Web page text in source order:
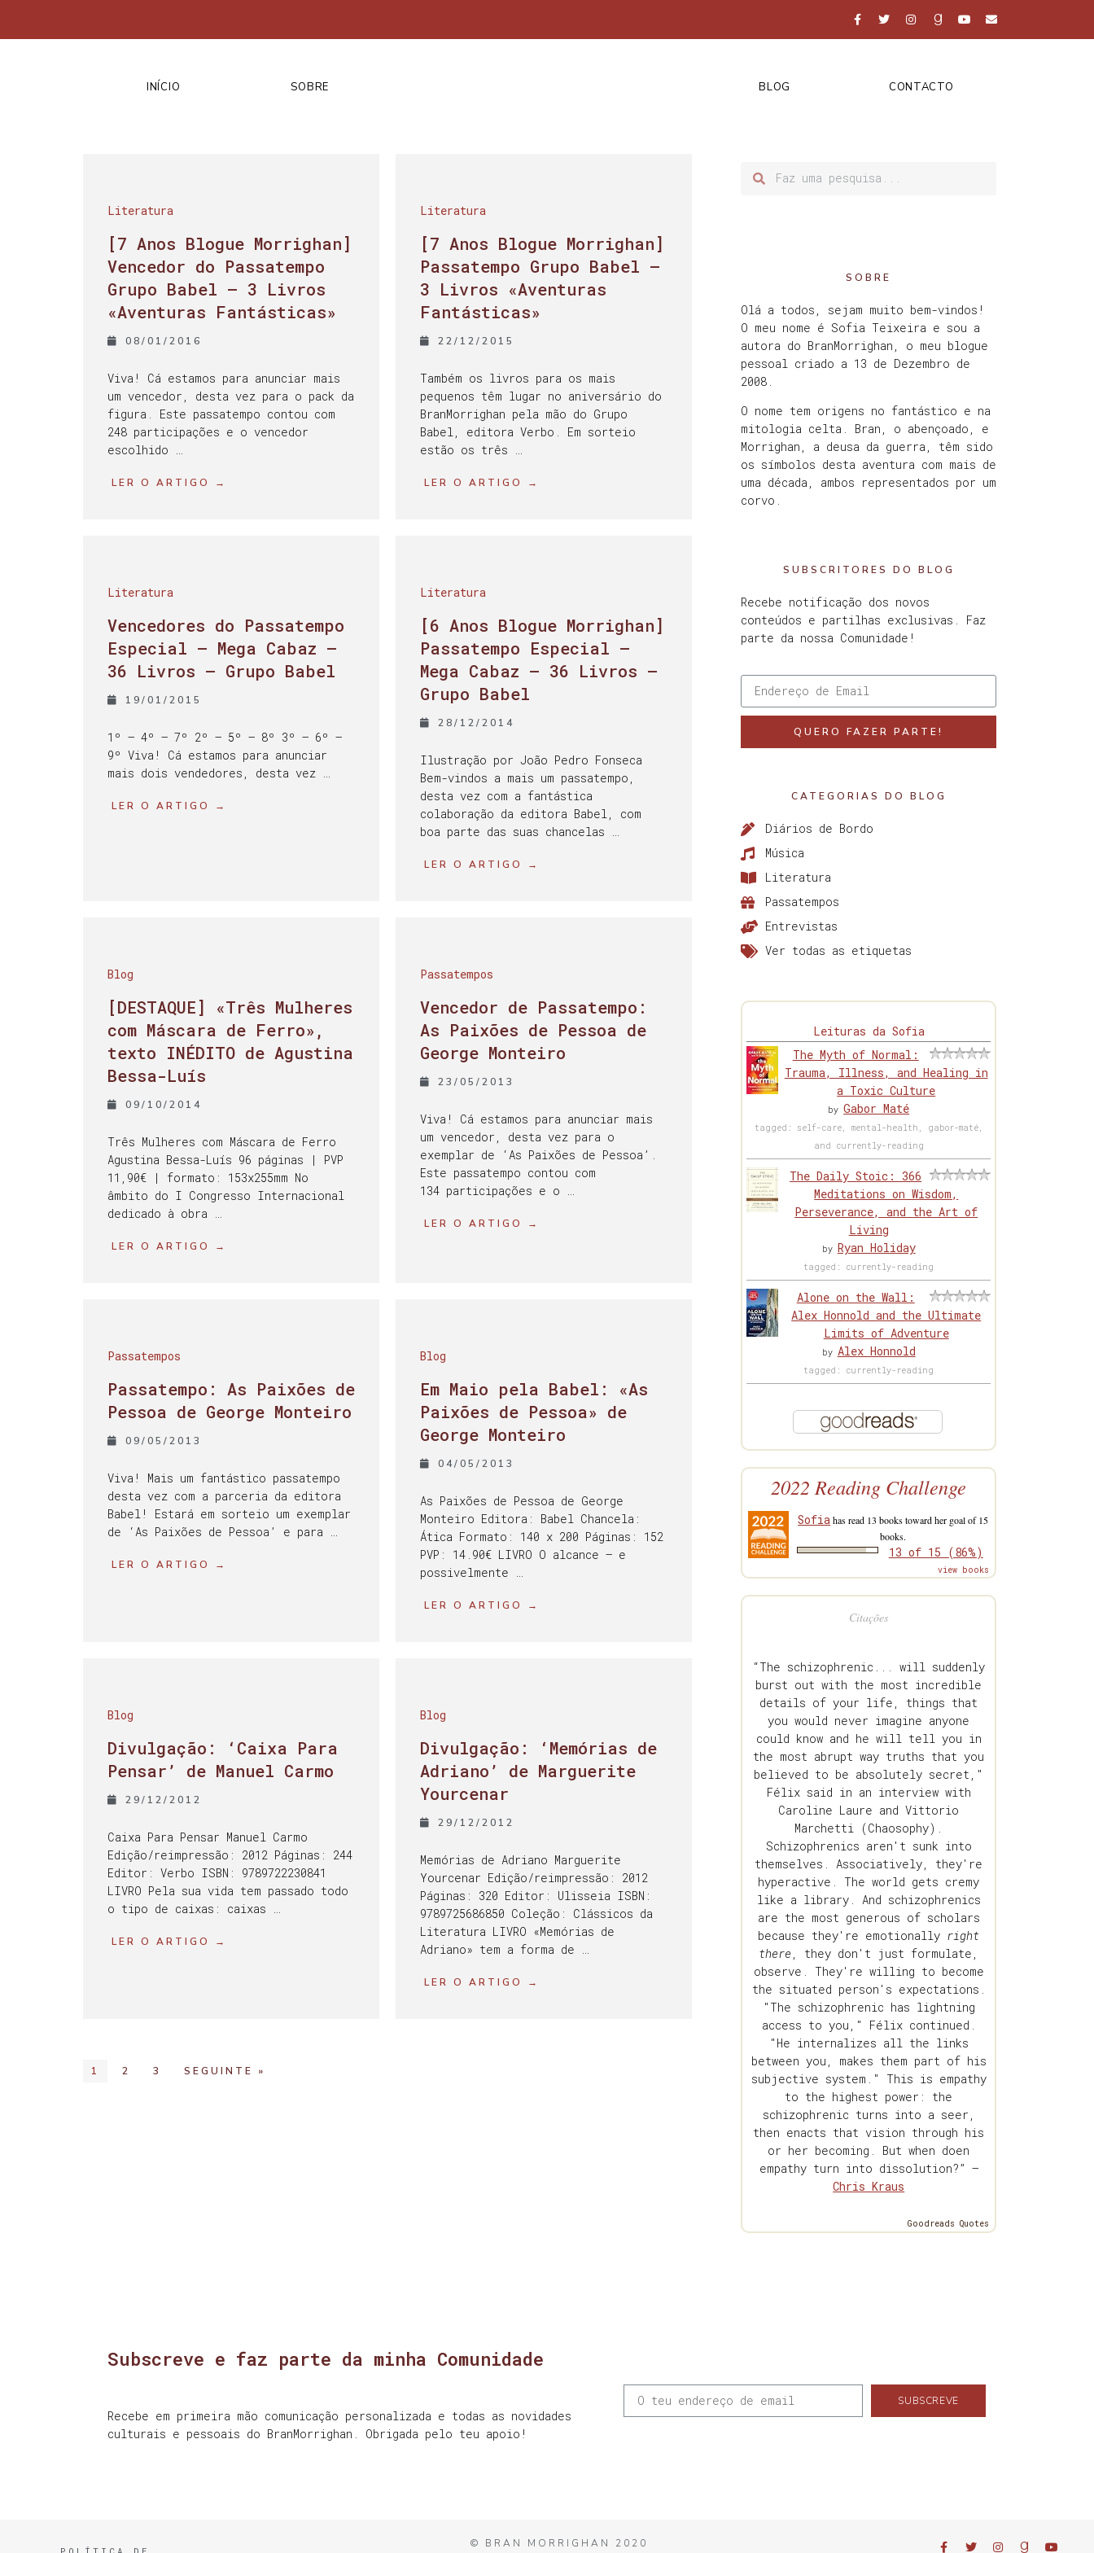
INÍCIO SOBRE BLOG CONTACTO
Literatura
[7 Anos Blogue Morrighan]
Vencedor do Passatempo
Grupo Babel – 3 Livros
«Aventuras Fantásticas»
08/01/2016
Viva! Cá estamos para anunciar mais
um vencedor, desta vez para o pack da
figura. Este passatempo contou com
248 participações e o vencedor
escolhido …
LER O ARTIGO →
Literatura
[7 Anos Blogue Morrighan]
Passatempo Grupo Babel –
3 Livros «Aventuras
Fantásticas»
22/12/2015
Também os livros para os mais
pequenos têm lugar no aniversário do
BranMorrighan pela mão do Grupo
Babel, editora Verbo. Em sorteio
estão os três …
LER O ARTIGO →
Literatura
Vencedores do Passatempo
Especial – Mega Cabaz –
36 Livros – Grupo Babel
19/01/2015
1º – 4º – 7º 2º – 5º – 8º 3º – 6º –
9º Viva! Cá estamos para anunciar
mais dois vendedores, desta vez …
LER O ARTIGO →
Literatura
[6 Anos Blogue Morrighan]
Passatempo Especial –
Mega Cabaz – 36 Livros –
Grupo Babel
28/12/2014
Ilustração por João Pedro Fonseca
Bem-vindos a mais um passatempo,
desta vez com a fantástica
colaboração da editora Babel, com
boa parte das suas chancelas …
LER O ARTIGO →
Blog
[DESTAQUE] «Três Mulheres
com Máscara de Ferro»,
texto INÉDITO de Agustina
Bessa-Luís
09/10/2014
Três Mulheres com Máscara de Ferro
Agustina Bessa-Luís 96 páginas | PVP
11,90€ | formato: 153x255mm No
âmbito do I Congresso Internacional
dedicado à obra …
LER O ARTIGO →
Passatempos
Vencedor de Passatempo:
As Paixões de Pessoa de
George Monteiro
23/05/2013
Viva! Cá estamos para anunciar mais
um vencedor, desta vez para o
exemplar de ‘As Paixões de Pessoa’.
Este passatempo contou com
134 participações e o …
LER O ARTIGO →
Passatempos
Passatempo: As Paixões de
Pessoa de George Monteiro
09/05/2013
Viva! Mais um fantástico passatempo
desta vez com a parceria da editora
Babel! Estará em sorteio um exemplar
de ‘As Paixões de Pessoa’ e para …
LER O ARTIGO →
Blog
Em Maio pela Babel: «As
Paixões de Pessoa» de
George Monteiro
04/05/2013
As Paixões de Pessoa de George
Monteiro Editora: Babel Chancela:
Ática Formato: 140 x 200 Páginas: 152
PVP: 14.90€ LIVRO O alcance – e
possivelmente …
LER O ARTIGO →
Blog
Divulgação: ‘Caixa Para
Pensar’ de Manuel Carmo
29/12/2012
Caixa Para Pensar Manuel Carmo
Edição/reimpressão: 2012 Páginas: 244
Editor: Verbo ISBN: 9789722230841
LIVRO Pela sua vida tem passado todo
o tipo de caixas: caixas …
LER O ARTIGO →
Blog
Divulgação: ‘Memórias de
Adriano’ de Marguerite
Yourcenar
29/12/2012
Memórias de Adriano Marguerite
Yourcenar Edição/reimpressão: 2012
Páginas: 320 Editor: Ulisseia ISBN:
9789725686850 Coleção: Clássicos da
Literatura LIVRO «Memórias de
Adriano» tem a forma de …
LER O ARTIGO →
1 2 3 SEGUINTE »
SOBRE
Olá a todos, sejam muito bem-vindos!
O meu nome é Sofia Teixeira e sou a
autora do BranMorrighan, o meu blogue
pessoal criado a 13 de Dezembro de
2008.
O nome tem origens no fantástico e na
mitologia celta. Bran, o abençoado, e
Morrighan, a deusa da guerra, têm sido
os símbolos desta aventura com mais de
uma década, ambos representados por um
corvo.
SUBSCRITORES DO BLOG
Recebe notificação dos novos
conteúdos e partilhas exclusivas. Faz
parte da nossa Comunidade!
QUERO FAZER PARTE!
CATEGORIAS DO BLOG
Diários de Bordo
Música
Literatura
Passatempos
Entrevistas
Ver todas as etiquetas
Leituras da Sofia
The Myth of Normal:
Trauma, Illness, and Healing in
a Toxic Culture
byGabor Maté
tagged: self-care, mental-health, gabor-maté,
and currently-reading
The Daily Stoic: 366
Meditations on Wisdom,
Perseverance, and the Art of
Living
by Ryan Holiday
tagged: currently-reading
Alone on the Wall:
Alex Honnold and the Ultimate
Limits of Adventure
by Alex Honnold
tagged: currently-reading
2022 Reading Challenge
Sofiahas read 13 books toward her goal of 15
books.
13 of 15 (86%)
view books
Citações
“The schizophrenic... will suddenly
burst out with the most incredible
details of your life, things that
you would never imagine anyone
could know and he will tell you in
the most abrupt way truths that you
believed to be absolutely secret,"
Félix said in an interview with
Caroline Laure and Vittorio
Marchetti (Chaosophy).
Schizophrenics aren't sunk into
themselves. Associatively, they're
hyperactive. The world gets cremy
like a library. And schizophrenics
are the most generous of scholars
because they're emotionally right
there, they don't just formulate,
observe. They're willing to become
the situated person's expectations.
"The schizophrenic has lightning
access to you," Félix continued.
"He internalizes all the links
between you, makes them part of his
subjective system." This is empathy
to the highest power: the
schizophrenic turns into a seer,
then enacts that vision through his
or her becoming. But when doen
empathy turn into dissolution?” —
Chris Kraus
Goodreads Quotes
Subscreve e faz parte da minha Comunidade
Recebe em primeira mão comunicação personalizada e todas as novidades
culturais e pessoais do BranMorrighan. Obrigada pelo teu apoio!
SUBSCREVE
© BRAN MORRIGHAN 2020